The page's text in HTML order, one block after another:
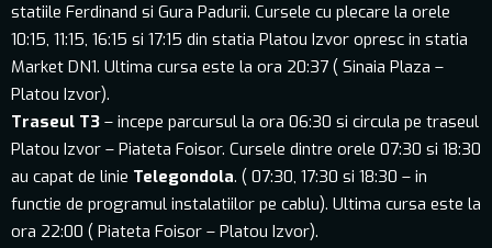
statiile Ferdinand si Gura Padurii. Cursele cu plecare la orele
10:15, 11:15, 16:15 si 17:15 din statia Platou Izvor opresc in statia
Market DN1. Ultima cursa este la ora 20:37 ( Sinaia Plaza –
Platou Izvor).
Traseul T3 – incepe parcursul la ora 06:30 si circula pe traseul
Platou Izvor – Piateta Foisor. Cursele dintre orele 07:30 si 18:30
au capat de linie Telegondola. ( 07:30, 17:30 si 18:30 – in
functie de programul instalatiilor pe cablu). Ultima cursa este la
ora 22:00 ( Piateta Foisor – Platou Izvor).